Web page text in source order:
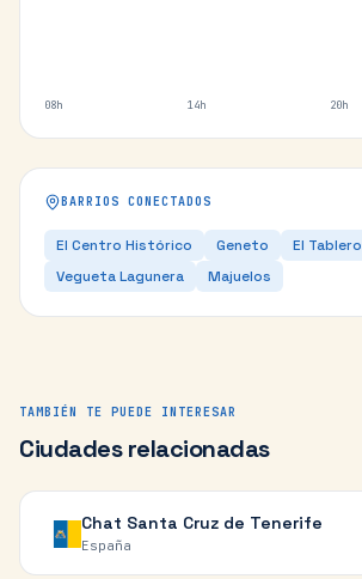
08h 14h 20h
BARRIOS CONECTADOS
El Centro Histórico Geneto
El Tablero
Vegueta Lagunera
Majuelos
TAMBIÉN TE PUEDE INTERESAR
Ciudades relacionadas
Chat Santa Cruz de Tenerife
España